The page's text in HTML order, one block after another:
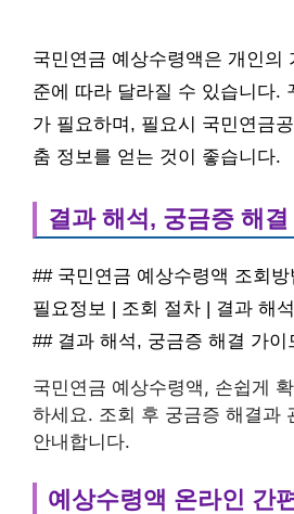
국민연금 예상수령액은 개인의
준에 따라 달라질 수 있습니다.
가 필요하며, 필요시 국민연금
춤 정보를 얻는 것이 좋습니다.
결과 해석, 궁금증 해
## 국민연금 예상수령액 조회
필요정보 | 조회 절차 | 결과 해
## 결과 해석, 궁금증 해결 가이
국민연금 예상수령액, 손쉽게
하세요. 조회 후 궁금증 해결과
안내합니다.
예상수령액 온라인 간